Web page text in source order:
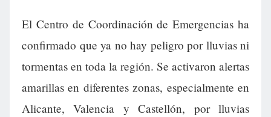
El Centro de Coordinación de Emergencias ha
confirmado que ya no hay peligro por lluvias ni
tormentas en toda la región. Se activaron alertas
amarillas en diferentes zonas, especialmente en
Alicante, Valencia y Castellón, por lluvias